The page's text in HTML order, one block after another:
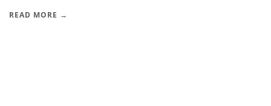
READ MORE →